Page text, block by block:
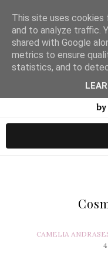
CAMELIA
This site uses
and to analyze traffic.
shared with Google
metrics to ensure
statistics, and to